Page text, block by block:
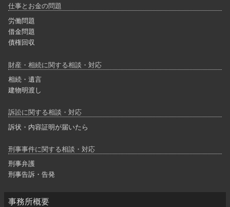
仕事とお金の問題
労働問題
借金問題
債権回収
財産・相続に関する相談・対応
相続・遺言
建物明渡し
訴訟に関する相談・対応
訴状・内容証明が届いたら
刑事事件に関する相談・対応
刑事弁護
刑事告訴・告発
事務所概要